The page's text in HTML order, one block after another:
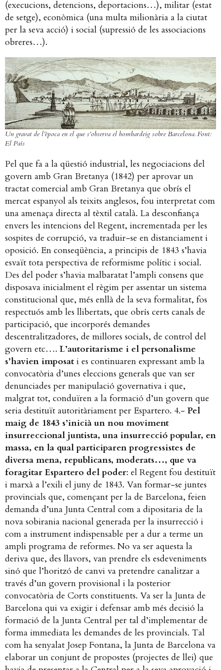
(execucions, detencions, deportacions…), militar (estat
de setge), econòmica (una multa milionària a la ciutat
per la seva acció) i social (supressió de les associacions
obreres…).
Un gravat de l’època en el que s’observa el bombardeig sobre Barcelona. Font:
El País
Pel que fa a la qüestió industrial, les negociacions del
govern amb Gran Bretanya (1842) per aprovar un
tractat comercial amb Gran Bretanya que obrís el
mercat espanyol als teixits anglesos, fou interpretat com
una amenaça directa al tèxtil català. La desconfiança
envers les intencions del Regent, incrementada per les
sospites de corrupció, va traduir-se en distanciament i
oposició. En conseqüència, a principis de 1843 s’havia
esvaït tota perspectiva de reformisme polític i social.
Des del poder s’havia malbaratat l’ampli consens que
disposava inicialment el règim per assentar un sistema
constitucional que, més enllà de la seva formalitat, fos
respectuós amb les llibertats, que obrís certs canals de
participació, que incorporés demandes
descentralitzadores, de millores socials, de control del
govern etc…. L’autoritarisme i el personalisme
s’havien imposat i es continuaren expressant amb la
convocatòria d’unes eleccions generals que van ser
denunciades per manipulació governativa i que,
malgrat tot, conduïren a la formació d’un govern que
seria destituït autoritàriament per Espartero. 4.- Pel
maig de 1843 s’inicià un nou moviment
insurreccional juntista, una insurrecció popular, en
massa, en la qual participaren progressistes de
diversa mena, republicans, moderats…, que va
foragitar Espartero del poder: el Regent fou destituït
i marxà a l’exili el juny de 1843. Van formar-se juntes
provincials que, començant per la de Barcelona, feien
demanda d’una Junta Central com a dipositaria de la
nova sobirania nacional generada per la insurrecció i
com a instrument indispensable per a dur a terme un
ampli programa de reformes. No va ser aquesta la
deriva que, des llavors, van prendre els esdeveniments
sinó que l’horitzó de canvi va pretendre canalitzar a
través d’un govern provisional i la posterior
convocatòria de Corts constituents. Va ser la Junta de
Barcelona qui va exigir i defensar amb més decisió la
formació de la Junta Central per tal d’implementar de
forma immediata les demandes de les provincials. Tal
com ha senyalat Josep Fontana, la Junta de Barcelona va
elaborar un conjunt de propostes (projectes de llei) que